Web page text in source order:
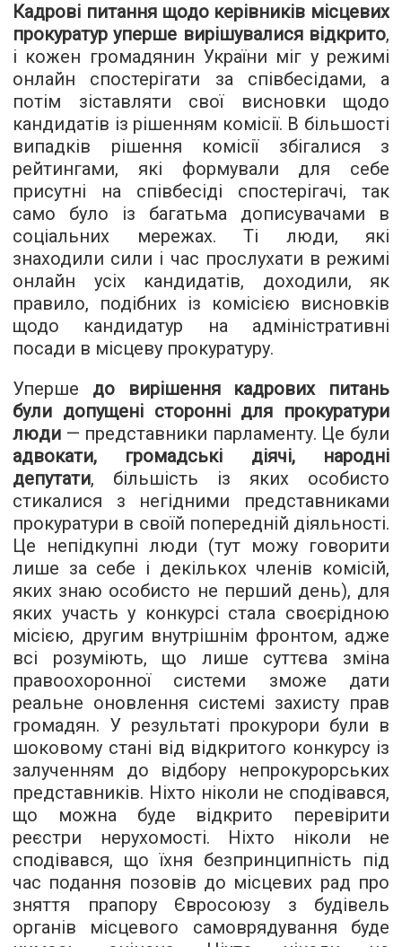
Кадрові питання щодо керівників місцевих
прокуратур уперше вирішувалися відкрито,
і кожен громадянин України міг у режимі
онлайн спостерігати за співбесідами, а
потім зіставляти свої висновки щодо
кандидатів із рішенням комісії. В більшості
випадків рішення комісії збігалися з
рейтингами, які формували для себе
присутні на співбесіді спостерігачі, так
само було із багатьма дописувачами в
соціальних мережах. Ті люди, які
знаходили сили і час прослухати в режимі
онлайн усіх кандидатів, доходили, як
правило, подібних із комісією висновків
щодо кандидатур на адміністративні
посади в місцеву прокуратуру.
Уперше до вирішення кадрових питань
були допущені сторонні для прокуратури
люди — представники парламенту. Це були
адвокати, громадські діячі, народні
депутати, більшість із яких особисто
стикалися з негідними представниками
прокуратури в своїй попередній діяльності.
Це непідкупні люди (тут можу говорити
лише за себе і декількох членів комісій,
яких знаю особисто не перший день), для
яких участь у конкурсі стала своєрідною
місією, другим внутрішнім фронтом, адже
всі розуміють, що лише суттєва зміна
правоохоронної системи зможе дати
реальне оновлення системі захисту прав
громадян. У результаті прокурори були в
шоковому стані від відкритого конкурсу із
залученням до відбору непрокурорських
представників. Ніхто ніколи не сподівався,
що можна буде відкрито перевірити
реєстри нерухомості. Ніхто ніколи не
сподівався, що їхня безпринципність під
час подання позовів до місцевих рад про
зняття прапору Євросоюзу з будівель
органів місцевого самоврядування буде